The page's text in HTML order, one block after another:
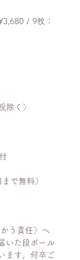
/ 9枚：
除く）
で無料）
う責任）へ
いた段ボール
ます。何卒ご